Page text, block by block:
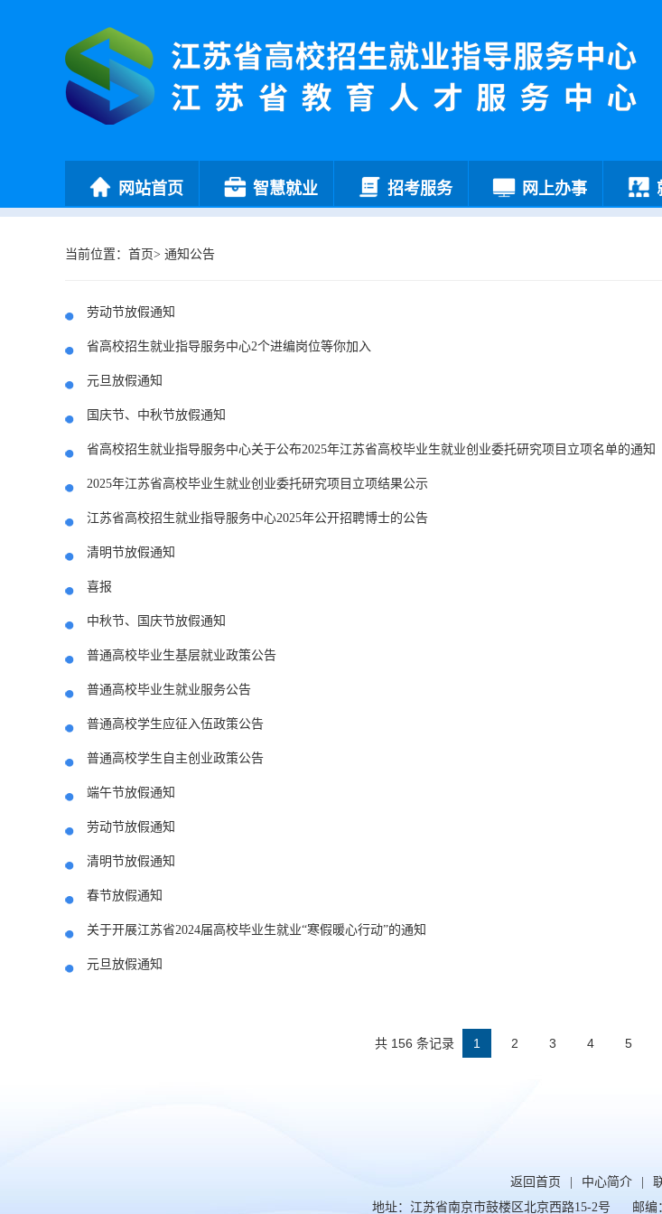
网站首页 智慧就业 招考服务 网上办事
当前位置： 首页> 通知公告
劳动节放假通知
省高校招生就业指导服务中心2个进编岗位等你加入
元旦放假通知
国庆节、中秋节放假通知
省高校招生就业指导服务中心关于公布2025年江苏省高校毕业生就业创业委托研究项目立项名单的通知
2025年江苏省高校毕业生就业创业委托研究项目立项结果公示
江苏省高校招生就业指导服务中心2025年公开招聘博士的公告
清明节放假通知
喜报
中秋节、国庆节放假通知
普通高校毕业生基层就业政策公告
普通高校毕业生就业服务公告
普通高校学生应征入伍政策公告
普通高校学生自主创业政策公告
端午节放假通知
劳动节放假通知
清明节放假通知
春节放假通知
关于开展江苏省2024届高校毕业生就业“寒假暖心行动”的通知
元旦放假通知
共 156 条记录 1 2 3 4 5
返回首页 中心简介
地址：江苏省南京市鼓楼区北京西路15-2号 邮编